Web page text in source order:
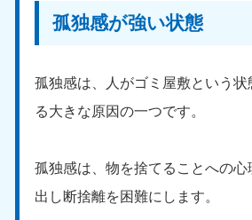
孤独感が強い状態
孤独感は、人がゴミ屋敷という
る大きな原因の一つです。
孤独感は、物を捨てることへの心
出し断捨離を困難にします。